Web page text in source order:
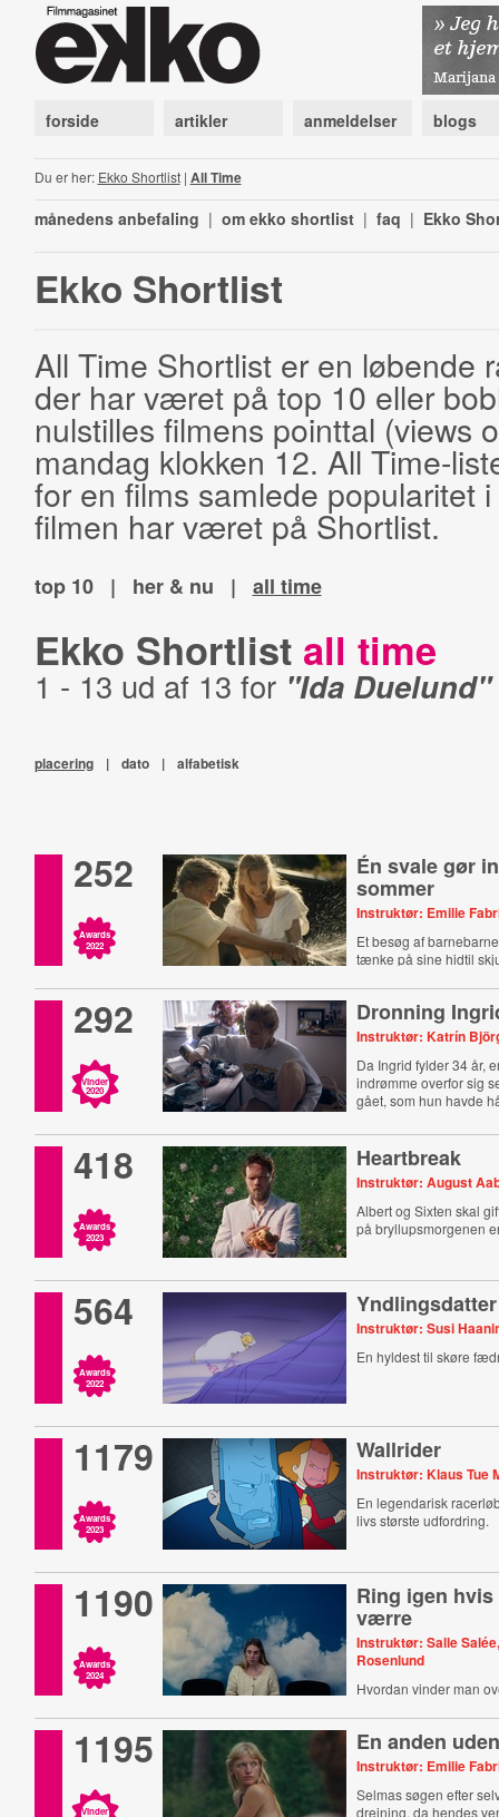
forside artikler anmeldelser blogs
Du er her: Ekko Shortlist| All Time
månedens anbefaling | om ekko shortlist | faq | Ekko
Ekko Shortlist
All Time Shortlist er en løbende
der har været på top 10 eller
nulstilles filmens pointtal (views
mandag klokken 12. All Time-
for en films samlede popularitet
filmen har været på Shortlist.
top 10 | her & nu | all time
Ekko Shortlist all time
1 - 13 ud af 13 for "Ida Duelund"
placering | dato | alfabetisk
252
Awards
2022
Én svale gør
sommer
Instruktør: Emilie
Et besøg af
tænke på sine hidtil
292
Vinder
2020
Dronning
Instruktør: Katrín
Da Ingrid fylder 34 år,
indrømme overfor sig
gået, som hun havde
418
Awards
2023
Heartbreak
Instruktør: August
Albert og Sixten skal
på bryllupsmorgenen
564
Awards
2022
Yndlingsdatter
Instruktør: Susi
En hyldest til skøre
1179
Awards
2023
Wallrider
Instruktør: Klaus Tue
En legendarisk
livs største udfordring.
1190
Awards
2024
Ring igen
værre
Instruktør: Salle
Rosenlund
Hvordan vinder man
1195
Vinder
En anden
Instruktør: Emilie
Selmas søgen efter
drejning, da hendes